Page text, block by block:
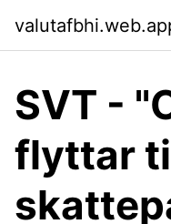
SVT -
flyttar